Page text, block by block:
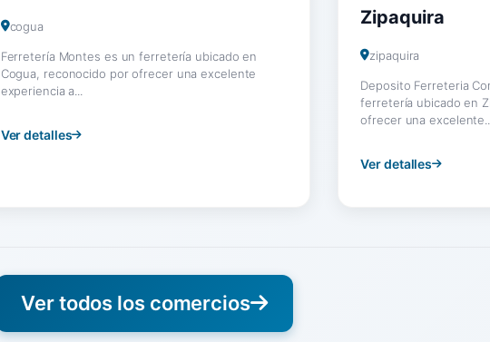
cogua
Ferretería Montes es un ferretería ubicado en
Cogua, reconocido por ofrecer una excelente
experiencia a...
Ver detalles
Zipaquira
zipaquira
Deposito Ferreteria
ferretería ubicado en
ofrecer una excelente...
Ver detalles
Ver todos los comercios